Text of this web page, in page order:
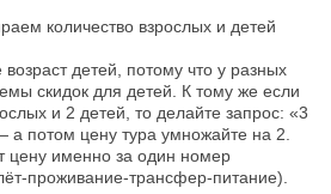
количество взрослых и детей
детей, потому что у разных
скидок для детей. К тому же если
и 2 детей, то делайте запрос: «3
а потом цену тура умножайте на 2.
цену именно за один номер
проживание-трансфер-питание).